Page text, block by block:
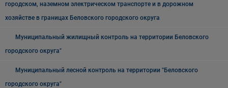
городском, наземном электрическом транспорте и в дорожном
хозяйстве в границах Беловского городского округа
Муниципальный жилищный контроль на территории Беловского
городского округа"
Муниципальный лесной контроль на территории "Беловского
городского округа"